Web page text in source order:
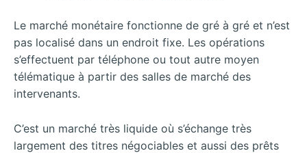
Le marché monétaire fonctionne de gré à gré et n’est
pas localisé dans un endroit fixe. Les opérations
s’effectuent par téléphone ou tout autre moyen
télématique à partir des salles de marché des
intervenants.
C’est un marché très liquide où s’échange très
largement des titres négociables et aussi des prêts